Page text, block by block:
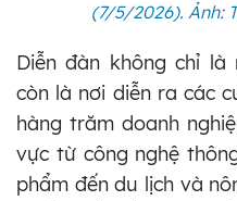
(7/5/2026). Ảnh:
Diễn đàn không chỉ
còn là nơi diễn ra các
hàng trăm doanh
vực từ công nghệ
phẩm đến du lịch và